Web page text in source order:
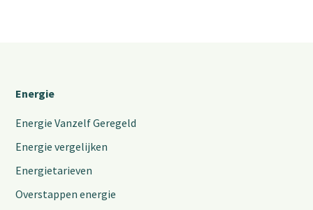
Energie
Energie Vanzelf Geregeld
Energie vergelijken
Energietarieven
Overstappen energie